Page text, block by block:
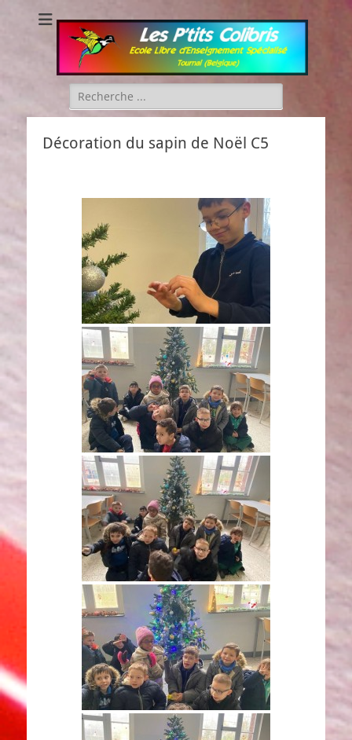
Les P'tits Colibris
Rechercher :
Décoration du sapin de Noël C5